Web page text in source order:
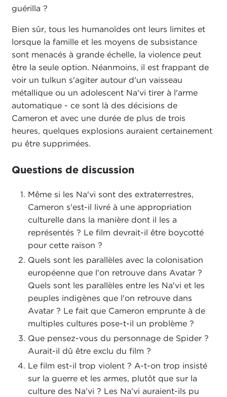
guérilla ?
Bien sûr, tous les humanoïdes ont leurs limites et
lorsque la famille et les moyens de subsistance
sont menacés à grande échelle, la violence peut
être la seule option. Néanmoins, il est frappant de
voir un tulkun s'agiter autour d'un vaisseau
métallique ou un adolescent Na'vi tirer à l'arme
automatique - ce sont là des décisions de
Cameron et avec une durée de plus de trois
heures, quelques explosions auraient certainement
pu être supprimées.
Questions de discussion
Même si les Na'vi sont des extraterrestres,
Cameron s'est-il livré à une appropriation
culturelle dans la manière dont il les a
représentés ? Le film devrait-il être boycotté
pour cette raison ?
Quels sont les parallèles avec la colonisation
européenne que l'on retrouve dans Avatar ?
Quels sont les parallèles entre les Na'vi et les
peuples indigènes que l'on retrouve dans
Avatar ? Le fait que Cameron emprunte à de
multiples cultures pose-t-il un problème ?
Que pensez-vous du personnage de Spider ?
Aurait-il dû être exclu du film ?
Le film est-il trop violent ? A-t-on trop insisté
sur la guerre et les armes, plutôt que sur la
culture des Na'vi ? Les Na'vi auraient-ils pu